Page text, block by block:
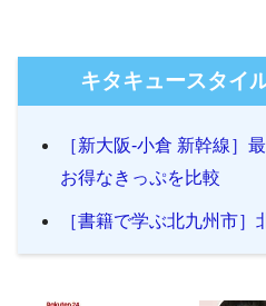
キタキュースタイ
［新大阪-小倉 新幹線］
お得なきっぷを比較
［書籍で学ぶ北九州市